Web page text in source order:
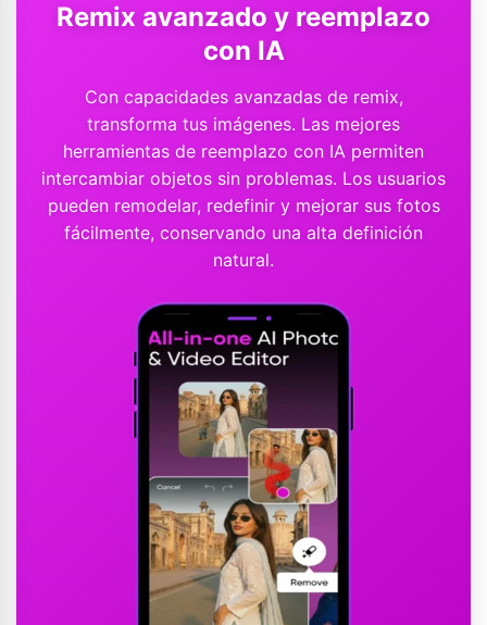
Remix avanzado y reemplazo
con IA
Con capacidades avanzadas de remix,
transforma tus imágenes. Las mejores
herramientas de reemplazo con IA permiten
intercambiar objetos sin problemas. Los usuarios
pueden remodelar, redefinir y mejorar sus fotos
fácilmente, conservando una alta definición
natural.